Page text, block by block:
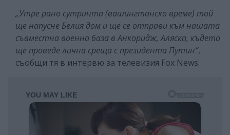
„Утре рано сутринта (вашингтонско време) той
ще напусне Белия дом и ще се отправи към нашата
съвместна военна база в Анкоридж, Аляска, където
ще проведе лична среща с президента Путин“,
съобщи тя в интервю за телевизия Fox News.